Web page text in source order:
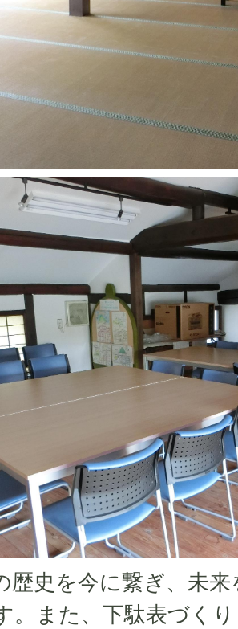
歴史を今に繋ぎ、未
。また、下駄表づく